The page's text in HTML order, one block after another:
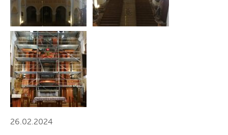
26.02.2024